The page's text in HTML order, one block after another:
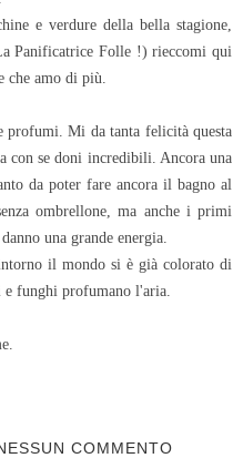
e verdure della bella stagione,
Panificatrice Folle !) rieccomi qui
amo di più.
profumi. Mi da tanta felicità questa
con se doni incredibili. Ancora una
da poter fare ancora il bagno al
ombrellone, ma anche i primi
una grande energia.
il mondo si è già colorato di
funghi profumano l'aria.
COMMENTO